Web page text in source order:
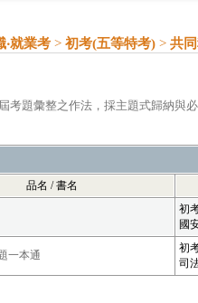
‧就業考 > 初考(五等特考) > 共同
考題彙整之作法，採主題式歸納與
品名 / 書名
初
國
一本通
初
司